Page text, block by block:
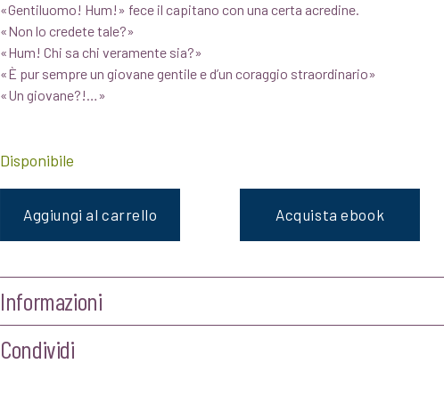
originale
era:
attuale
è:
«Gentiluomo! Hum!» fece il capitano con una certa acredine.
«Non lo credete tale?»
«Hum! Chi sa chi veramente sia?»
«È pur sempre un giovane gentile e d’un coraggio straordinario»
«Un giovane?!…»
Disponibile
Aggiungi al carrello Acquista ebook
Informazioni
Condividi